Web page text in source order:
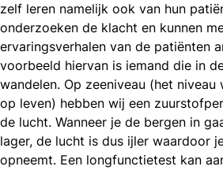
zelf leren namelijk ook van hun
onderzoeken de klacht en kunnen
ervaringsverhalen van de patiënten
voorbeeld hiervan is iemand die in
wandelen. Op zeeniveau (het niveau
op leven) hebben wij een
de lucht. Wanneer je de bergen in
lager, de lucht is dus ijler waardoor
opneemt. Een longfunctietest kan